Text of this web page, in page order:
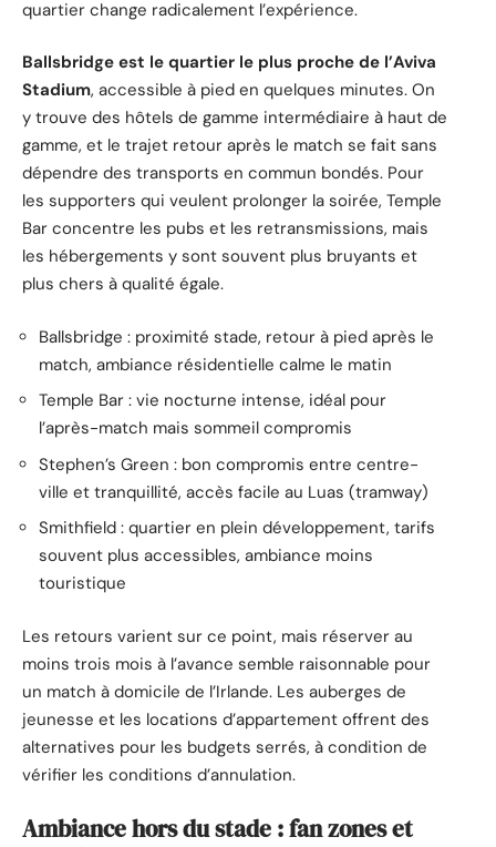
quartier change radicalement l’expérience.
Ballsbridge est le quartier le plus proche de l’Aviva
Stadium, accessible à pied en quelques minutes. On
y trouve des hôtels de gamme intermédiaire à haut de
gamme, et le trajet retour après le match se fait sans
dépendre des transports en commun bondés. Pour
les supporters qui veulent prolonger la soirée, Temple
Bar concentre les pubs et les retransmissions, mais
les hébergements y sont souvent plus bruyants et
plus chers à qualité égale.
Ballsbridge : proximité stade, retour à pied après le
match, ambiance résidentielle calme le matin
Temple Bar : vie nocturne intense, idéal pour
l’après-match mais sommeil compromis
Stephen’s Green : bon compromis entre centre-
ville et tranquillité, accès facile au Luas (tramway)
Smithfield : quartier en plein développement, tarifs
souvent plus accessibles, ambiance moins
touristique
Les retours varient sur ce point, mais réserver au
moins trois mois à l’avance semble raisonnable pour
un match à domicile de l’Irlande. Les auberges de
jeunesse et les locations d’appartement offrent des
alternatives pour les budgets serrés, à condition de
vérifier les conditions d’annulation.
Ambiance hors du stade : fan zones et